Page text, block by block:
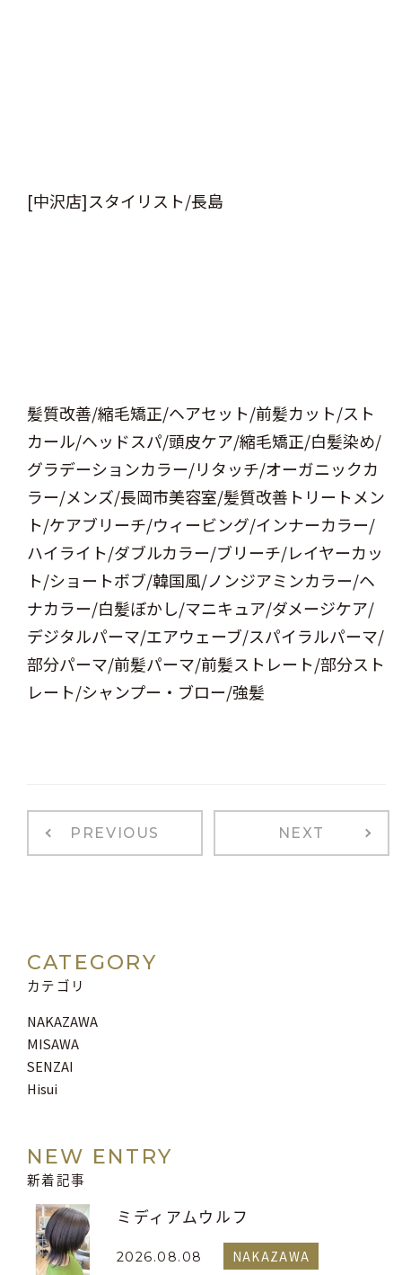
[中沢店]スタイリスト/長島
髪質改善/縮毛矯正/ヘアセット/前髪カット/スト
カール/ヘッドスパ/頭皮ケア/縮毛矯正/白髪染め/
グラデーションカラー/リタッチ/オーガニックカ
ラー/メンズ/長岡市美容室/髪質改善トリートメン
ト/ケアブリーチ/ウィービング/インナーカラー/
ハイライト/ダブルカラー/ブリーチ/レイヤーカッ
ト/ショートボブ/韓国風/ノンジアミンカラー/ヘ
ナカラー/白髪ぼかし/マニキュア/ダメージケア/
デジタルパーマ/エアウェーブ/スパイラルパーマ/
部分パーマ/前髪パーマ/前髪ストレート/部分スト
レート/シャンプー・ブロー/強髪
PREVIOUS NEXT
CATEGORY
カテゴリ
NAKAZAWA
MISAWA
SENZAI
Hisui
NEW ENTRY
新着記事
ミディアムウルフ
2026.08.08 NAKAZAWA